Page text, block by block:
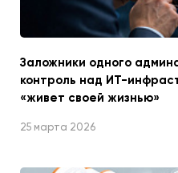
Заложники одного
контроль над ИТ-
«живет своей жизнью»
25 марта 2026